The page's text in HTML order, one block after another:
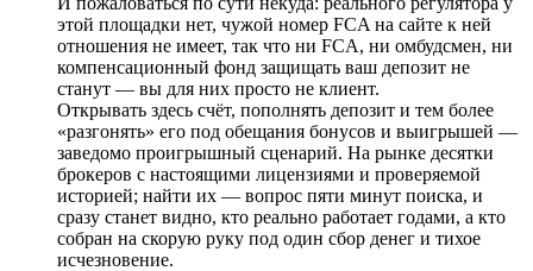
этой площадки нет, чужой номер FCA на сайте к ней
отношения не имеет, так что ни FCA, ни омбудсмен, ни
компенсационный фонд защищать ваш депозит не
станут — вы для них просто не клиент.
Открывать здесь счёт, пополнять депозит и тем более
«разгонять» его под обещания бонусов и выигрышей —
заведомо проигрышный сценарий. На рынке десятки
брокеров с настоящими лицензиями и проверяемой
историей; найти их — вопрос пяти минут поиска, и
сразу станет видно, кто реально работает годами, а кто
собран на скорую руку под один сбор денег и тихое
исчезновение.